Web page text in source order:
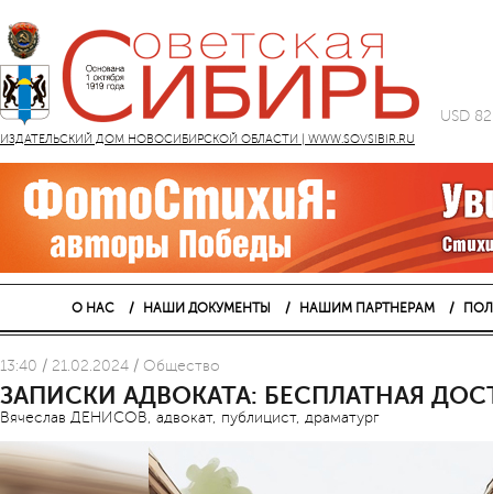
ИЗДАТЕЛЬСКИЙ ДОМ НОВОСИБИРСКОЙ ОБЛАСТИ | WWW.SOVSIBIR.RU
USD
О НАС НАШИ ДОКУМЕНТЫ НАШИМ ПАРТНЕРАМ
13:40 / 21.02.2024 / Общество
ЗАПИСКИ АДВОКАТА: БЕСПЛАТНАЯ
Вячеслав ДЕНИСОВ, адвокат, публицист, драматург